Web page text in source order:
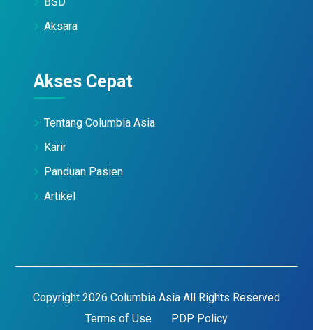
Aksara
Akses Cepat
Tentang Columbia Asia
Karir
Panduan Pasien
Artikel
Copyright 2026 Columbia Asia All Rights Reserved
Terms of Use
PDP Policy